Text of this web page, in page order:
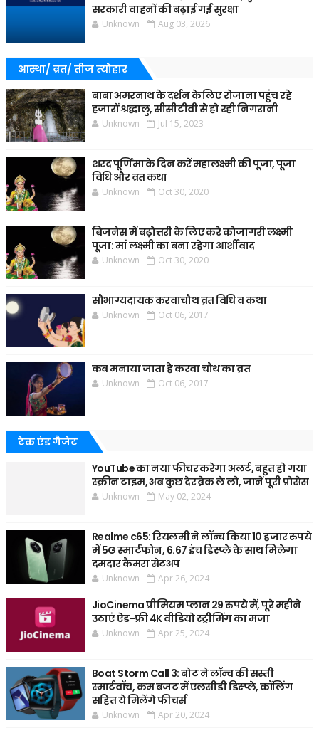
सरकारी वाहनों की बढ़ाई गई सुरक्षा
Unknown Aug 03, 2026
आस्था/ व्रत/ तीज त्‍योहार
बाबा अमरनाथ के दर्शन के लिए रोजाना पहुंच रहे
हजारों श्रद्धालु, सीसीटीवी से हो रही निगरानी
Unknown Jul 15, 2023
शरद पूर्णिमा के दिन करें महालक्ष्मी की पूजा, पूजा
विधि और व्रत कथा
Unknown Oct 30, 2020
बिजनेस में बढ़ोत्तरी के लिए करे कोजागरी लक्ष्मी
पूजा: मां लक्ष्मी का बना रहेगा आर्शीवाद
Unknown Oct 30, 2020
सौभाग्यदायक करवाचौथ व्रत विधि व कथा
Unknown Oct 06, 2017
कब मनाया जाता है करवा चौथ का व्रत
Unknown Oct 06, 2017
टेक एंड गैजेट
YouTube का नया फीचर करेगा अलर्ट, बहुत हो गया
स्क्रीन टाइम, अब कुछ देर ब्रेक ले लो, जानें पूरी प्रोसेस
Unknown May 02, 2024
Realme c65: रियलमी ने लॉन्च किया 10 हजार रुपये
में 5G स्मार्टफोन, 6.67 इंच डिस्प्ले के साथ मिलेगा
दमदार कैमरा सेटअप
Unknown Apr 26, 2024
JioCinema प्रीमियम प्लान 29 रुपये में, पूरे महीने
उठाएं ऐड-फ्री 4K वीडियो स्ट्रीमिंग का मजा
Unknown Apr 25, 2024
Boat Storm Call 3: बोट ने लॉन्च की सस्ती
स्मार्टवॉच, कम बजट में एलसीडी डिस्प्ले, कॉलिंग
सहित ये मिलेंगे फीचर्स
Unknown Apr 20, 2024